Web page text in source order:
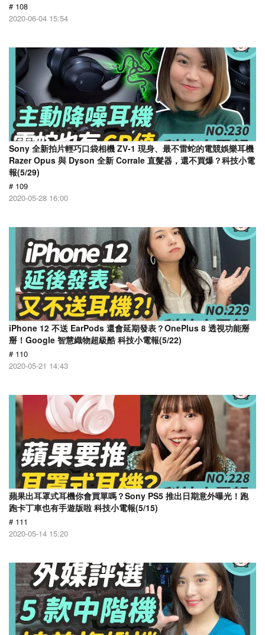
# 108
2020-06-04 15:54
Sony 全新拍片輕巧口袋相機 ZV-1 現身、最不雷蛇的電競娛樂耳機
Razer Opus 與 Dyson 全新 Corrale 直髮器，還不買爆？科技小電
報(5/29)
# 109
2020-05-28 16:00
iPhone 12 不送 EarPods 還會延期發表？OnePlus 8 透視功能掰
掰！Google 智慧織物超級酷 科技小電報(5/22)
# 110
2020-05-21 14:43
蘋果出耳罩式耳機你會買單嗎？Sony PS5 推出日期意外曝光！跑
跑卡丁車也有手遊版啦 科技小電報(5/15)
# 111
2020-05-14 15:20